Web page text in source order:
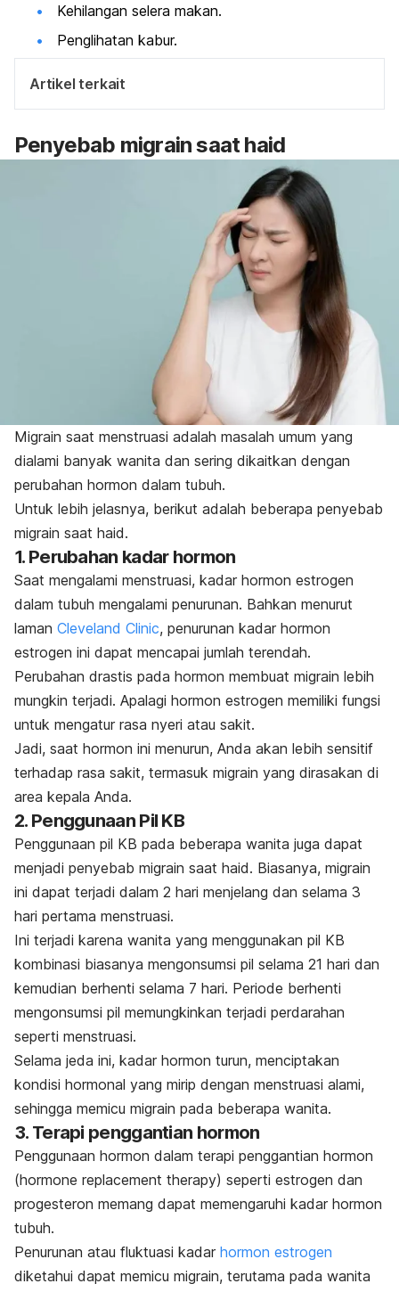
Kehilangan selera makan.
Penglihatan kabur.
Artikel terkait
Penyebab migrain saat haid
Migrain saat menstruasi adalah masalah umum yang
dialami banyak wanita dan sering dikaitkan dengan
perubahan hormon dalam tubuh.
Untuk lebih jelasnya, berikut adalah beberapa penyebab
migrain saat haid.
1. Perubahan kadar hormon
Saat mengalami menstruasi, kadar hormon estrogen
dalam tubuh mengalami penurunan. Bahkan menurut
laman Cleveland Clinic, penurunan kadar hormon
estrogen ini dapat mencapai jumlah terendah.
Perubahan drastis pada hormon membuat migrain lebih
mungkin terjadi. Apalagi hormon estrogen memiliki fungsi
untuk mengatur rasa nyeri atau sakit.
Jadi, saat hormon ini menurun, Anda akan lebih sensitif
terhadap rasa sakit, termasuk migrain yang dirasakan di
area kepala Anda.
2. Penggunaan Pil KB
Penggunaan pil KB pada beberapa wanita juga dapat
menjadi penyebab migrain saat haid. Biasanya, migrain
ini dapat terjadi dalam 2 hari menjelang dan selama 3
hari pertama menstruasi.
Ini terjadi karena wanita yang menggunakan pil KB
kombinasi biasanya mengonsumsi pil selama 21 hari dan
kemudian berhenti selama 7 hari. Periode berhenti
mengonsumsi pil memungkinkan terjadi perdarahan
seperti menstruasi.
Selama jeda ini, kadar hormon turun, menciptakan
kondisi hormonal yang mirip dengan menstruasi alami,
sehingga memicu migrain pada beberapa wanita.
3. Terapi penggantian hormon
Penggunaan hormon dalam terapi penggantian hormon
(hormone replacement therapy) seperti estrogen dan
progesteron memang dapat memengaruhi kadar hormon
tubuh.
Penurunan atau fluktuasi kadar hormon estrogen
diketahui dapat memicu migrain, terutama pada wanita